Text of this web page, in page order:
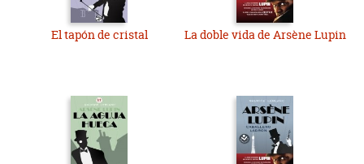
El tapón de cristal La doble vida de Arsène Lupin